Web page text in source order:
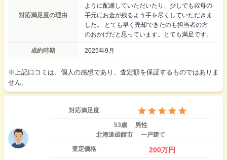
対応満足度の理由
ように配慮していただいたり、少しでも叔母の
手元にお金が残るよう手を尽くしていただきま
した。 とても早く売却できたのも担当者の方
のおかげだと思っています。とても満足です。
成約時期 2025年9月
※上記口コミは、個人の感想であり、査定額を保証するものではありま
せん。
対応満足度
53歳
男性
北海道函館市
一戸建て
査定価格
200万円